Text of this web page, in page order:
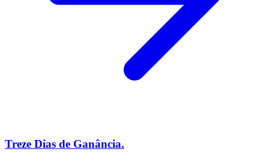
Treze Dias de Ganância.